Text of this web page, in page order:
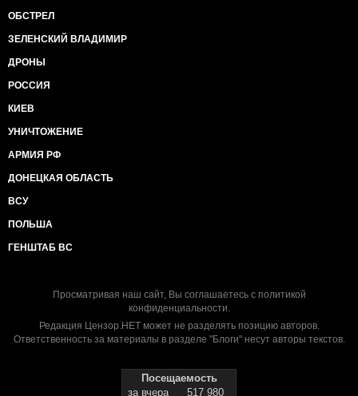
ОБСТРЕЛ
ЗЕЛЕНСКИЙ ВЛАДИМИР
ДРОНЫ
РОССИЯ
КИЕВ
УНИЧТОЖЕНИЕ
АРМИЯ РФ
ДОНЕЦКАЯ ОБЛАСТЬ
ВСУ
ПОЛЬША
ГЕНШТАБ ВС
Просматривая наш сайт, Вы соглашаетесь с политикой
конфиденциальности.
Редакция Цензор.НЕТ может не разделять позицию авторов.
Ответственность за материалы в разделе "Блоги" несут авторы текстов.
Посещаемость
за вчера
517 980